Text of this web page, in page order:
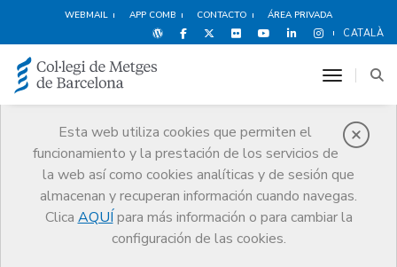
WEBMAIL APP COMB CONTACTO ÁREA PRIVADA
CATALÀ
Esta web utiliza cookies que permiten el
funcionamiento y la prestación de los servicios de
la web así como cookies analíticas y de sesión que
almacenan y recuperan información cuando navegas.
Clica AQUÍ para más información o para cambiar la
configuración de las cookies.
toggle
Ventajas y
descuentos
Servicios Otros servicios Ventajas y descuentos Estudiantes